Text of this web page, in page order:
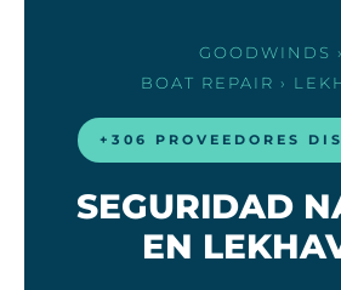
GOODWINDS ›
BOAT REPAIR ›
+306 PROVEEDORES
SEGURIDAD
EN